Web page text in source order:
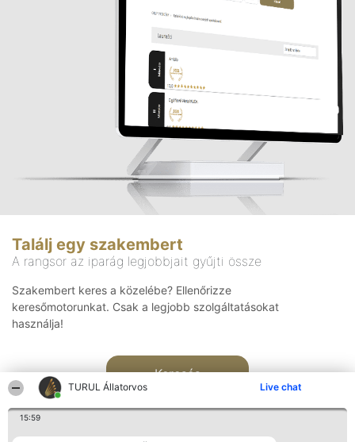
TURUL Állatorvos Live chat
15:59
Találj egy szakembert
A rangsor az iparág legjobbjait gyűjti össze
Szakembert keres a közelébe? Ellenőrizze
keresőmotorunkat. Csak a legjobb szolgáltatásokat
használja!
Keresés